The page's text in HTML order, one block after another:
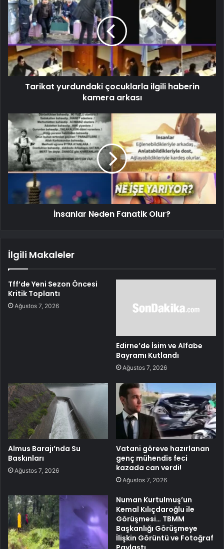
Tarikat yurdundaki çocuklarla ilgili haberin
kamera arkası
İnsanlar Neden Fanatik Olur?
İlgili Makaleler
Tff’de Yeni Sezon Öncesi
Kritik Toplantı
Ağustos 7, 2026
Edirne’de İsim ve Alfabe
Bayramı Kutlandı
Ağustos 7, 2026
Almus Barajı’nda Su
Baskınları
Ağustos 7, 2026
Vatani göreve hazırlanan
genç mühendis feci
kazada can verdi!
Ağustos 7, 2026
Numan Kurtulmuş’un
Kemal Kılıçdaroğlu ile
Görüşmesi… TBMM
Başkanlığı Görüşmeye
İlişkin Görüntü ve Fotoğraf